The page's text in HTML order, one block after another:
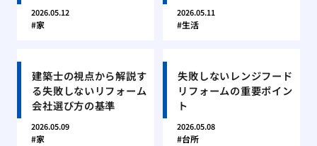
2026.05.12
家
2026.05.11
生活
建築士の視点から解説す
る失敗しないリフォーム
会社選び方の基準
2026.05.09
家
失敗しないレンジフード
リフォームの重要ポイン
ト
2026.05.08
台所